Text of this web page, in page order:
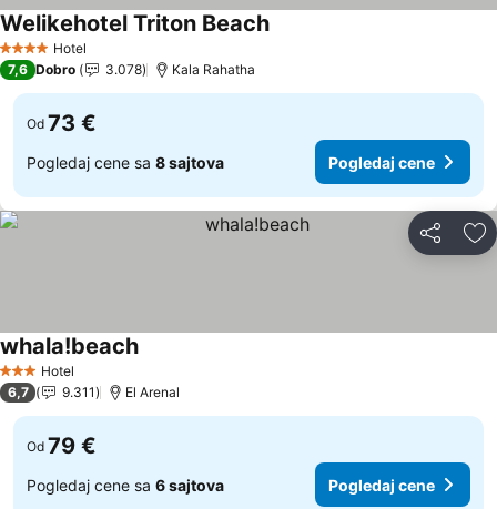
4 ZvezdiceHotel
Welikehotel Triton BeachPogledaj cene
7,6 Dobro 3.078 Kala Rahatha
Od 73 €
Pogledaj cene sa 8 sajtova Pogledaj cene
Deli
3 Zvezdice
Hotel
whala!beachPogledaj cene
6,7 9.311 El Arenal
Od 79 €
Pogledaj cene sa 6 sajtova Pogledaj cene